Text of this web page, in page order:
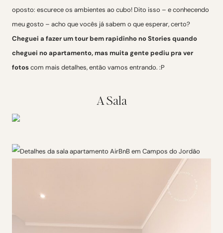
oposto: escurece os ambientes ao cubo! Dito isso – e conhecendo
meu gosto – acho que vocês já sabem o que esperar, certo?
Cheguei a fazer um tour bem rapidinho no Stories quando
cheguei no apartamento, mas muita gente pediu pra ver
fotoscom mais detalhes, então vamos entrando. :P
A Sala